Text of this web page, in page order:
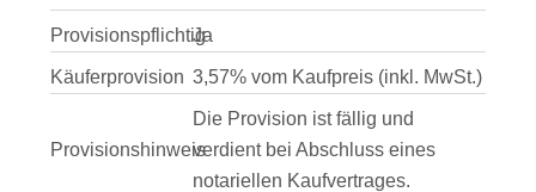
Provisionspflichtig
Ja
Käuferprovision 3,57% vom Kaufpreis (inkl. MwSt.)
Provisionshinweis
Die Provision ist fällig und
verdient bei Abschluss eines
notariellen Kaufvertrages.